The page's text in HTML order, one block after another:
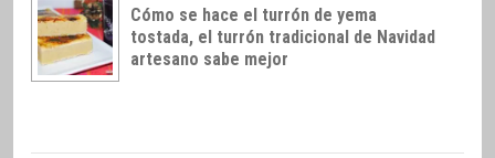
Cómo se hace el turrón de yema
tostada, el turrón tradicional de Navidad
artesano sabe mejor